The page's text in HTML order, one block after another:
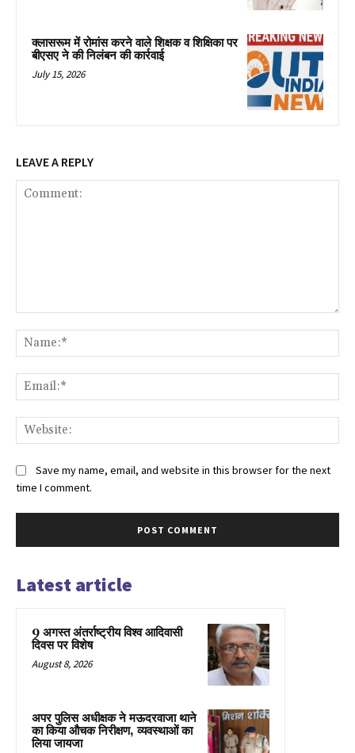
क्लासरूम में रोमांस करने वाले शिक्षक व शिक्षिका पर
बीएसए ने की निलंबन की कार्रवाई
July 15, 2026
LEAVE A REPLY
Save my name, email, and website in this browser for the next
time I comment.
Latest article
9 अगस्त अंतर्राष्ट्रीय विश्व आदिवासी
दिवस पर विशेष
August 8, 2026
अपर पुलिस अधीक्षक ने मऊदरवाजा थाने
का किया औचक निरीक्षण, व्यवस्थाओं का
लिया जायजा